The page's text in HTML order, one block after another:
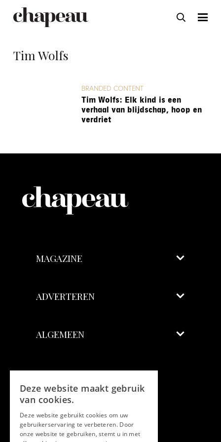
Tim Wolfs
BRANDED CONTENT
Tim Wolfs: Elk kind is een
verhaal van blijdschap, hoop en
verdriet
MAGAZINE
ADVERTEREN
ALGEMEEN
Facebook
Twitter
Deze website maakt gebruik
van cookies.
Deze website gebruikt cookies om uw
gebruikerservaring te verbeteren. Door
onze website te gebruiken, stemt u in met